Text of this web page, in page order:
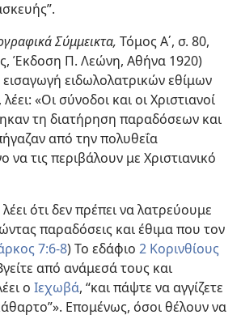
Σύμμεικτα, Τόμος Α΄, σ. 80,
Έκδοση Π. Λεώνη, Αθήνα 1920)
εισαγωγή ειδωλολατρικών εθίμων
«Οι σύνοδοι και οι Χριστιανοί
τη διατήρηση παραδόσεων και
από την πολυθεΐα
να τις περιβάλουν με Χριστιανικό
ότι δεν πρέπει να λατρεύουμε
παραδόσεις και έθιμα που τον
7:6-8) Το εδάφιο 2 Κορινθίους
από ανάμεσά τους και
ο Ιεχωβά, “και πάψτε να αγγίζετε
Επομένως, όσοι θέλουν να